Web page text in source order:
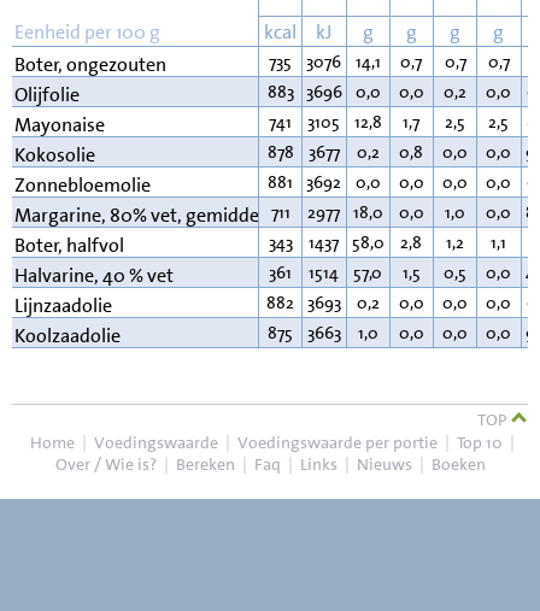
Eenheid per 100 g kcal kJ g g g g
Boter, ongezouten
735 3076 14,1 0,7 0,7 0,7
Olijfolie 883 3696 0,0 0,0 0,2 0,0
Mayonaise 741 3105 12,8 1,7 2,5 2,5
Kokosolie 878 3677 0,2 0,8 0,0 0,0
Zonnebloemolie 881 3692 0,0 0,0 0,0 0,0
Margarine, 80% vet, gemiddeld711 2977 18,0 0,0 1,0 0,0
Boter, halfvol 343 1437 58,0 2,8 1,2 1,1
Halvarine, 40 % vet 361 1514 57,0 1,5 0,5 0,0
Lijnzaadolie 882 3693 0,2 0,0 0,0 0,0
Koolzaadolie 875 3663 1,0 0,0 0,0 0,0
TOP
Home | Voedingswaarde | Voedingswaarde per portie | Top 10 |
Over / Wie is? | Bereken | Faq | Links | Nieuws | Boeken